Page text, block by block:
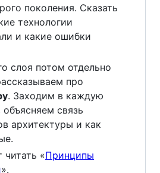
поколения. Сказать
технологии
и какие ошибки
слоя потом отдельно
про
. Заходим в каждую
объясняем связь
архитектуры и как
читать «Принципы
».